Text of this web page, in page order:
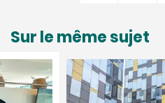
Sur le même sujet